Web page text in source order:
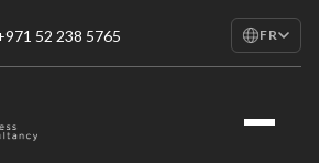
52 238 5765 FR